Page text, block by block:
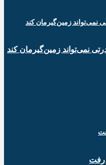
نمی‌تواند زمین‌گیرمان کند
رفت